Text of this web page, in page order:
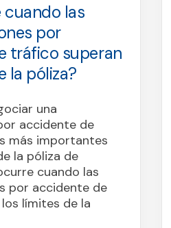
cuando las
por
tráfico superan
la póliza?
una
accidente de
más importantes
la póliza de
cuando las
por accidente de
límites de la